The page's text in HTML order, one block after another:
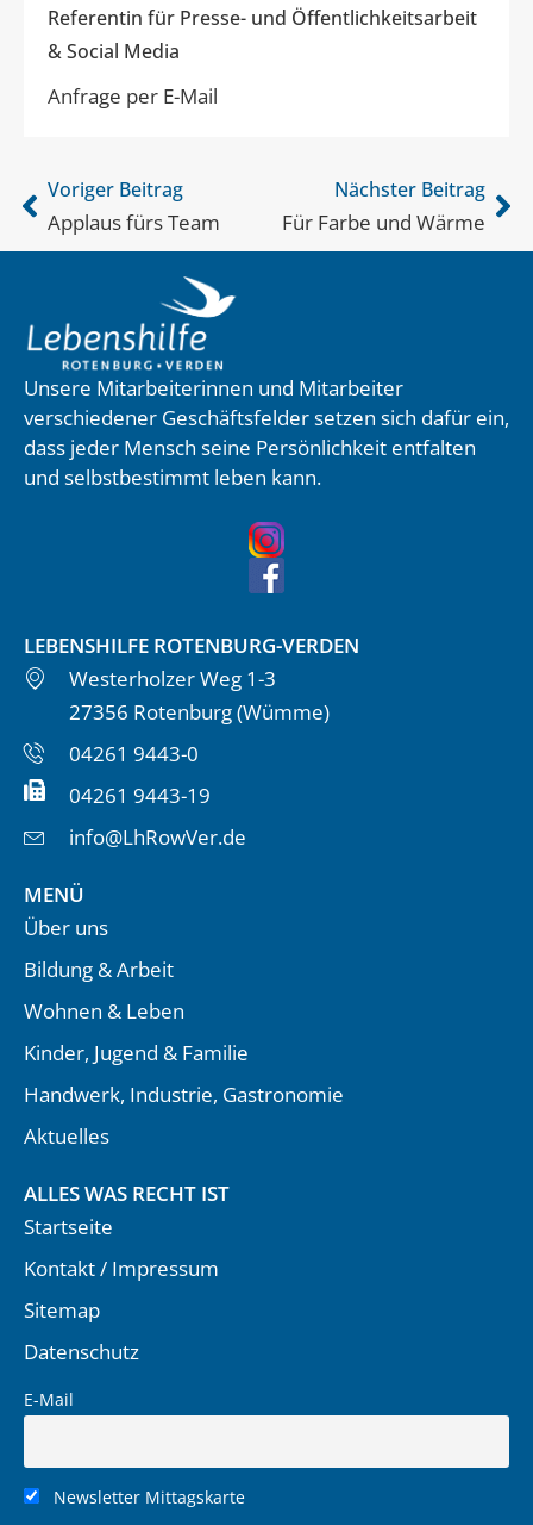
Referentin für Presse- und Öffentlichkeitsarbeit
& Social Media
Anfrage per E-Mail
Voriger Beitrag
Applaus fürs Team
Nächster Beitrag
Für Farbe und Wärme
Unsere Mitarbeiterinnen und Mitarbeiter
verschiedener Geschäftsfelder setzen sich dafür ein,
dass jeder Mensch seine Persönlichkeit entfalten
und selbstbestimmt leben kann.
LEBENSHILFE ROTENBURG-VERDEN
Westerholzer Weg 1-3
27356 Rotenburg (Wümme)
04261 9443-0
04261 9443-19
info@LhRowVer.de
MENÜ
Über uns
Bildung & Arbeit
Wohnen & Leben
Kinder, Jugend & Familie
Handwerk, Industrie, Gastronomie
Aktuelles
ALLES WAS RECHT IST
Startseite
Kontakt / Impressum
Sitemap
Datenschutz
E-Mail
Newsletter Mittagskarte